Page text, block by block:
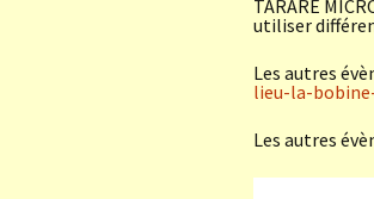
TARARE
utiliser
Les autres
lieu-la-
Les autres